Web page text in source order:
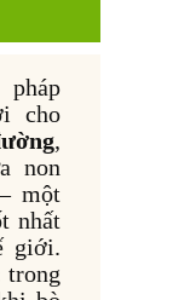
cho
,
non
một
nhất
giới.
trong